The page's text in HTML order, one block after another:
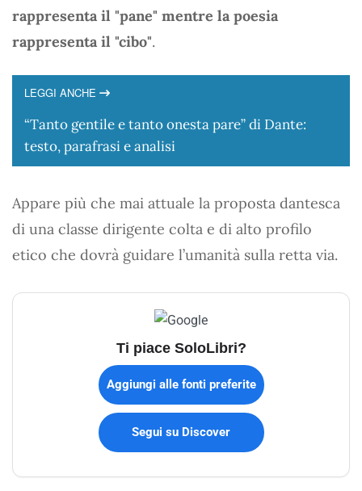
rappresenta il "pane" mentre la poesia
rappresenta il "cibo".
LEGGI ANCHE
“Tanto gentile e tanto onesta pare” di Dante:
testo, parafrasi e analisi
Appare più che mai attuale la proposta dantesca
di una classe dirigente colta e di alto profilo
etico che dovrà guidare l’umanità sulla retta via.
Ti piace SoloLibri?
Aggiungi alle fonti preferite
Segui su Discover